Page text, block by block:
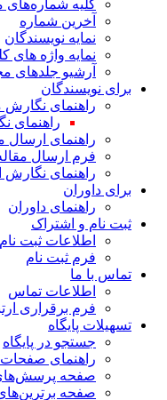
کلیه شماره‌های
آخرین شماره
نمایه نویسندگان
نمایه واژه های
آرشیو جلدهای
برای نویسندگان
راهنمای نگارش
راهنمای
راهنمای ارسال
فرم ارسال مقاله
راهنمای نگارش
برای داوران
راهنمای داوران
ثبت نام و اشتراک
اطلاعات ثبت نام
فرم ثبت نام
تماس با ما
اطلاعات تماس
فرم برقراری
تسهیلات پایگاه
جستجو در پایگاه
راهنمای صفحات
صفحه پرسش‌های
صفحه برترین‌های